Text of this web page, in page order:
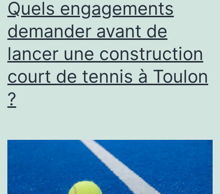
Quels engagements
demander avant de
lancer une construction
court de tennis à Toulon
?